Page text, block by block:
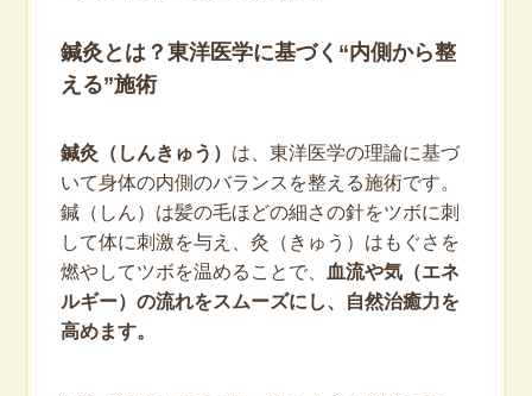
鍼灸とは？東洋医学に基づく“内側から整
える”施術
鍼灸（しんきゅう） は、東洋医学の理論に基づ
いて身体の内側のバランスを整える施術です。
鍼（しん）は髪の毛ほどの細さの針をツボに刺
して体に刺激を与え、灸（きゅう）はもぐさを
燃やしてツボを温めることで、
血流や気（エネ
ルギー）の流れをスムーズにし、自然治癒力を
高めます。